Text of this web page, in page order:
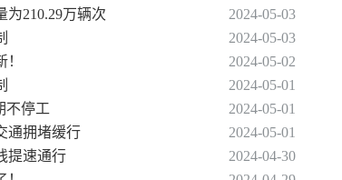
为210.29万辆次
2024-05-03
2024-05-03
2024-05-02
2024-05-01
不停工
2024-05-01
通拥堵缓行
2024-05-01
提速通行
2024-04-30